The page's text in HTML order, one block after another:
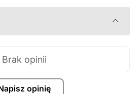
opinię
Brak opinii